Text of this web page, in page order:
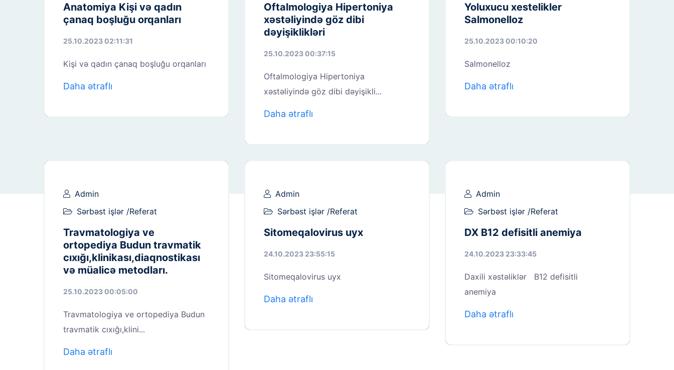
Anatomiya Kişi və qadın
çanaq boşluğu orqanları
25.10.2023 02:11:31
Kişi və qadın çanaq boşluğu orqanları
Daha ətraflı
Oftalmologiya Hipertoniya
xəstəliyində göz dibi
dəyişiklikləri
25.10.2023 00:37:15
Oftalmologiya Hipertoniya
xəstəliyində göz dibi dəyişikli...
Daha ətraflı
Yoluxucu xestelikler
Salmonelloz
25.10.2023 00:10:20
Salmonelloz
Daha ətraflı
Admin
Sərbəst işlər /Referat
Travmatologiya ve
ortopediya Budun travmatik
cıxığı,klinikası,diaqnostikası
və müalicə metodları.
25.10.2023 00:05:00
Travmatologiya ve ortopediya Budun
travmatik cıxığı,klini...
Daha ətraflı
Admin
Sərbəst işlər /Referat
Sitomeqalovirus uyx
24.10.2023 23:55:15
Sitomeqalovirus uyx
Daha ətraflı
Admin
Sərbəst işlər /Referat
DX B12 defisitli anemiya
24.10.2023 23:33:45
Daxili xəstəliklər B12 defisitli
anemiya
Daha ətraflı